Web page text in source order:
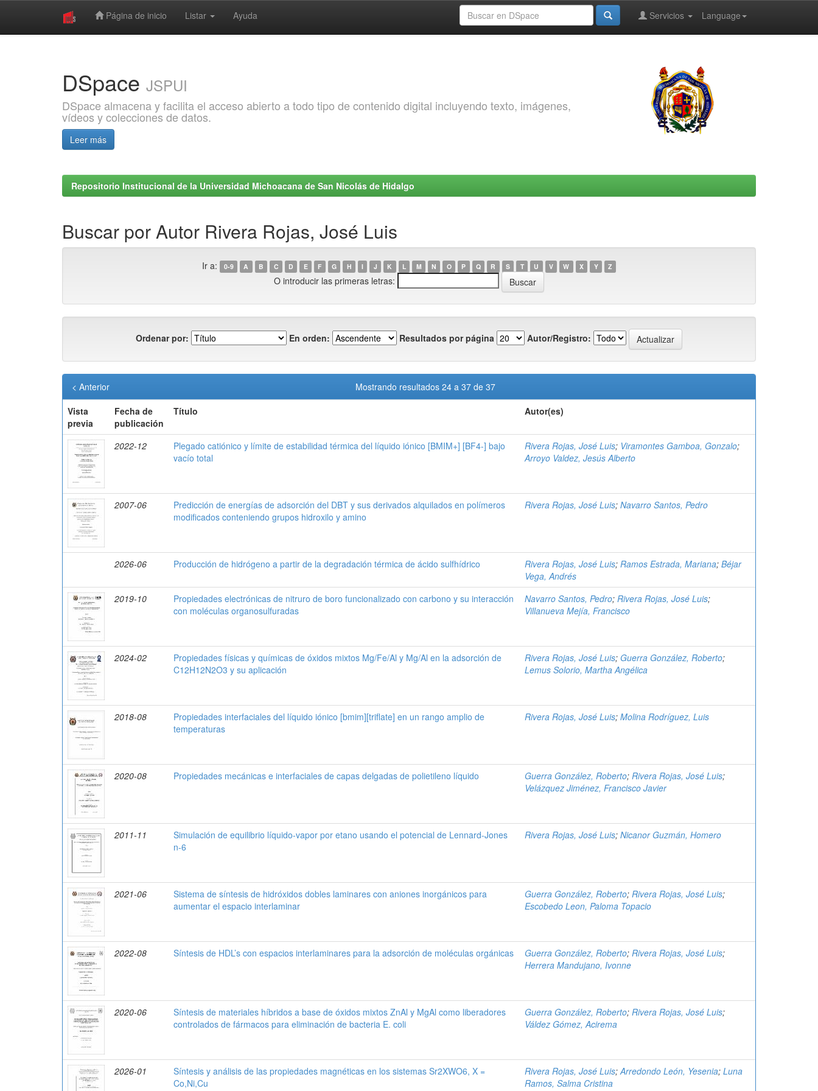
Página de inicio Listar Ayuda Language
Servicios
DSpace JSPUI
DSpace almacena y facilita el acceso abierto a todo tipo de contenido digital incluyendo texto, imágenes,
vídeos y colecciones de datos.
Leer más
Repositorio Institucional de la Universidad Michoacana de San Nicolás de Hidalgo
Buscar por Autor Rivera Rojas, José Luis
Ir a: 0-9 A B C D E F G H I J K L M N O P Q R S T U V W X Y Z
O introducir las primeras letras:
Ordenar por: En orden: Resultados por página Autor/Registro:
Mostrando resultados 24 a 37 de 37
< Anterior
Vista
previa
Fecha de
publicación
Título Autor(es)
2022-12
Plegado catiónico y límite de estabilidad térmica del líquido iónico [BMIM+] [BF4-] bajo
vacío total
Rivera Rojas, José Luis; Viramontes Gamboa, Gonzalo;
Arroyo Valdez, Jesús Alberto
2007-06
Predicción de energías de adsorción del DBT y sus derivados alquilados en polímeros
modificados conteniendo grupos hidroxilo y amino
Rivera Rojas, José Luis; Navarro Santos, Pedro
2026-06 Producción de hidrógeno a partir de la degradación térmica de ácido sulfhídrico Rivera Rojas, José Luis; Ramos Estrada, Mariana; Béjar
Vega, Andrés
2019-10
Propiedades electrónicas de nitruro de boro funcionalizado con carbono y su interacción
con moléculas organosulfuradas
Navarro Santos, Pedro; Rivera Rojas, José Luis;
Villanueva Mejía, Francisco
2024-02
Propiedades físicas y químicas de óxidos mixtos Mg/Fe/Al y Mg/Al en la adsorción de
C12H12N2O3 y su aplicación
Rivera Rojas, José Luis; Guerra González, Roberto;
Lemus Solorio, Martha Angélica
2018-08
Propiedades interfaciales del líquido iónico [bmim][triflate] en un rango amplio de
temperaturas
Rivera Rojas, José Luis; Molina Rodríguez, Luis
2020-08 Propiedades mecánicas e interfaciales de capas delgadas de polietileno líquido Guerra González, Roberto; Rivera Rojas, José Luis;
Velázquez Jiménez, Francisco Javier
2011-11
Simulación de equilibrio líquido-vapor por etano usando el potencial de Lennard-Jones
n-6
Rivera Rojas, José Luis; Nicanor Guzmán, Homero
2021-06
Sistema de síntesis de hidróxidos dobles laminares con aniones inorgánicos para
aumentar el espacio interlaminar
Guerra González, Roberto; Rivera Rojas, José Luis;
Escobedo Leon, Paloma Topacio
2022-08 Síntesis de HDL’s con espacios interlaminares para la adsorción de moléculas orgánicas Guerra González, Roberto; Rivera Rojas, José Luis;
Herrera Mandujano, Ivonne
2020-06
Síntesis de materiales híbridos a base de óxidos mixtos ZnAl y MgAl como liberadores
controlados de fármacos para eliminación de bacteria E. coli
Guerra González, Roberto; Rivera Rojas, José Luis;
Váldez Gómez, Acirema
2026-01
Síntesis y análisis de las propiedades magnéticas en los sistemas Sr2XWO6, X =
Co,Ni,Cu
Rivera Rojas, José Luis;Arredondo León, Yesenia; Luna
Ramos, Salma Cristina